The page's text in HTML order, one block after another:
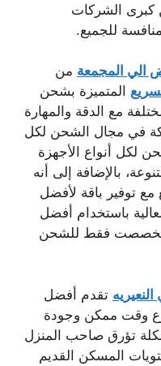
كبرى الشركات
للجميع.
الي المجمعة من
المتميزة بشحن
مع الدقة والمهارة
في مجال الشحن لكل
لكل أنواع الأجهزة
بالإضافة إلى أنه
مع توفير باقة لأفضل
باستخدام أفضل
تخصصت فقط للشحن
تقدم أفضل
وقت ممكن وجودة
تؤرق صاحب المنزل
المسكن القديم